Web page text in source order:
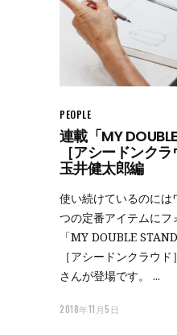
PEOPLE
連載「MY
［アシードンク
玉井健太郎編
使い続けているのには
つの定番アイテムにフ
「MY DOUBLE
［アシードンクラウ
さんが登場です。
2018年11月5日